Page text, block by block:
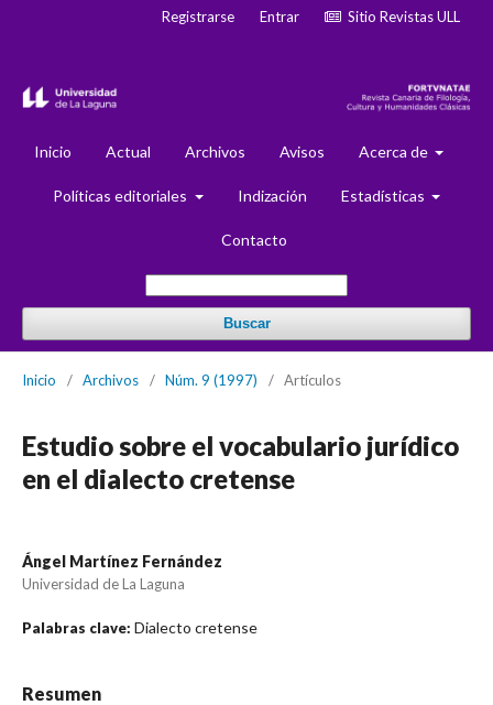
Inicio Actual Archivos Avisos Acerca de
Políticas editoriales Indización Estadísticas
Contacto
Buscar
Registrarse Entrar Sitio Revistas ULL
Inicio / Archivos / Núm. 9 (1997) / Artículos
Estudio sobre el vocabulario jurídico
en el dialecto cretense
Ángel Martínez Fernández
Universidad de La Laguna
Palabras clave: Dialecto cretense
Resumen